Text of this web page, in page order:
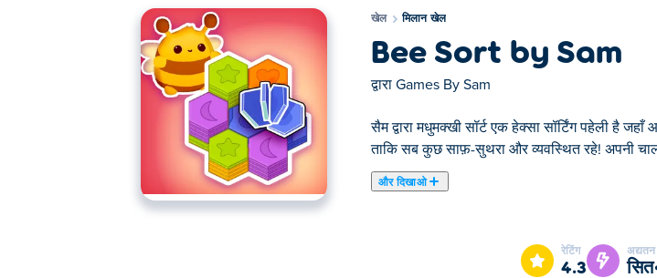
खेल मिलान खेल
Bee Sort by Sam
द्वारा Games By Sam
सैम द्वारा मधुमक्खी सॉर्ट एक हेक्सा सॉर्टिंग पहेली है
ताकि सब कुछ साफ़-सुथरा और व्यवस्थित रहे! अपनी
और दिखाओ
सैम द्वारा मधुमक्खी सॉर्ट एक हेक्सा सॉर्टिंग पहेली है जहाँ आप रंग-बिरंगे हेक्सागोनल छत्तों को एक
टाइलें इकट्ठा करें। आराम करने, छाँटने और कुछ नया करने के लिए तैयार हैं?
रेटिंग
4.3
अद्यतन